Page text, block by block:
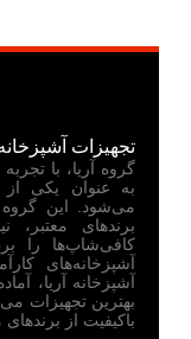
تجهیزات
گروه آریا، با
به عنوان یکی از
می‌شود. این گروه
برندهای معتبر،
کافی‌شاپ‌ها را
آشپزخانه‌های
آشپزخانه آریا،
بهترین تجهیزات
باکیفیت از